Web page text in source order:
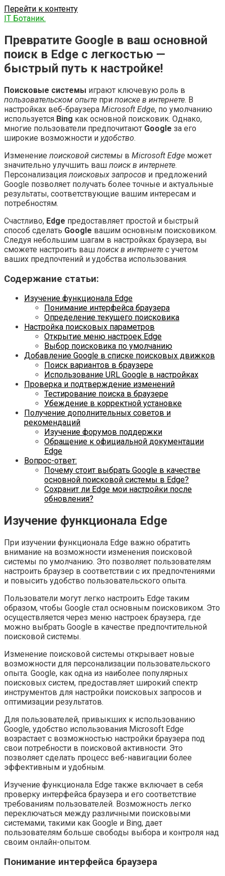
Перейти к контенту
IT Ботаник.
Превратите Google в ваш основной
поиск в Edge с легкостью —
быстрый путь к настройке!
Поисковые системы играют ключевую роль в
пользовательском опыте при поиске в интернете. В
настройках веб-браузера Microsoft Edge, по умолчанию
используется Bing как основной поисковик. Однако,
многие пользователи предпочитают Google за его
широкие возможности и удобство.
Изменение поисковой системы в Microsoft Edge может
значительно улучшить ваш поиск в интернете.
Персонализация поисковых запросов и предложений
Google позволяет получать более точные и актуальные
результаты, соответствующие вашим интересам и
потребностям.
Счастливо, Edge предоставляет простой и быстрый
способ сделать Google вашим основным поисковиком.
Следуя небольшим шагам в настройках браузера, вы
сможете настроить ваш поиск в интернете с учетом
ваших предпочтений и удобства использования.
Содержание статьи:
Изучение функционала Edge
Понимание интерфейса браузера
Определение текущего поисковика
Настройка поисковых параметров
Открытие меню настроек Edge
Выбор поисковика по умолчанию
Добавление Google в списке поисковых движков
Поиск вариантов в браузере
Использование URL Google в настройках
Проверка и подтверждение изменений
Тестирование поиска в браузере
Убеждение в корректной установке
Получение дополнительных советов и
рекомендаций
Изучение форумов поддержки
Обращение к официальной документации
Edge
Вопрос-ответ:
Почему стоит выбрать Google в качестве
основной поисковой системы в Edge?
Сохранит ли Edge мои настройки после
обновления?
Изучение функционала Edge
При изучении функционала Edge важно обратить
внимание на возможности изменения поисковой
системы по умолчанию. Это позволяет пользователям
настроить браузер в соответствии с их предпочтениями
и повысить удобство пользовательского опыта.
Пользователи могут легко настроить Edge таким
образом, чтобы Google стал основным поисковиком. Это
осуществляется через меню настроек браузера, где
можно выбрать Google в качестве предпочтительной
поисковой системы.
Изменение поисковой системы открывает новые
возможности для персонализации пользовательского
опыта. Google, как одна из наиболее популярных
поисковых систем, предоставляет широкий спектр
инструментов для настройки поисковых запросов и
оптимизации результатов.
Для пользователей, привыкших к использованию
Google, удобство использования Microsoft Edge
возрастает с возможностью настройки браузера под
свои потребности в поисковой активности. Это
позволяет сделать процесс веб-навигации более
эффективным и удобным.
Изучение функционала Edge также включает в себя
проверку интерфейса браузера и его соответствие
требованиям пользователей. Возможность легко
переключаться между различными поисковыми
системами, такими как Google и Bing, дает
пользователям больше свободы выбора и контроля над
своим онлайн-опытом.
Понимание интерфейса браузера